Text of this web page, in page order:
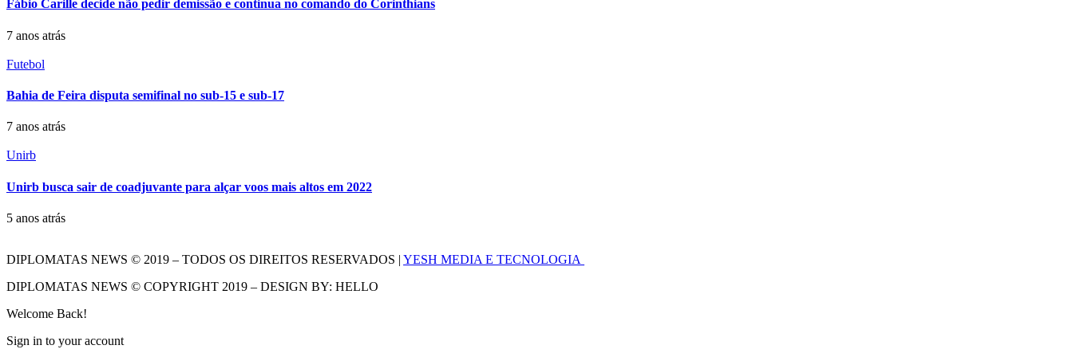
Fábio Carille decide não pedir demissão e continua no comando do Corinthians
7 anos atrás
Futebol
Bahia de Feira disputa semifinal no sub-15 e sub-17
7 anos atrás
Unirb
Unirb busca sair de coadjuvante para alçar voos mais altos em 2022
5 anos atrás
DIPLOMATAS NEWS © 2019 – TODOS OS DIREITOS RESERVADOS | YESH MEDIA E TECNOLOGIA
DIPLOMATAS NEWS © COPYRIGHT 2019 – DESIGN BY: HELLO
Welcome Back!
Sign in to your account